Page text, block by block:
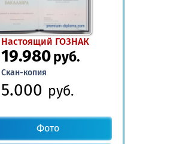
Настоящий ГОЗНАК
19.980руб.
Скан-копия
5.000 руб.
Фото